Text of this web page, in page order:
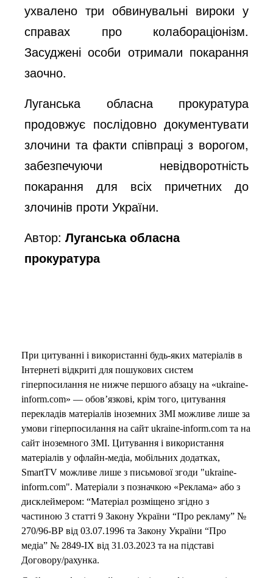
ухвалено три обвинувальні вироки у
справах про колабораціонізм.
Засуджені особи отримали покарання
заочно.
Луганська обласна прокуратура
продовжує послідовно документувати
злочини та факти співпраці з ворогом,
забезпечуючи невідворотність
покарання для всіх причетних до
злочинів проти України.
Автор:Луганська обласна
прокуратура
При цитуванні і використанні будь-яких матеріалів в
Інтернеті відкриті для пошукових систем
гіперпосилання не нижче першого абзацу на «ukraine-
inform.com» — обов’язкові, крім того, цитування
перекладів матеріалів іноземних ЗМІ можливе лише за
умови гіперпосилання на сайт ukraine-inform.com та на
сайт іноземного ЗМІ. Цитування і використання
матеріалів у офлайн-медіа, мобільних додатках,
SmartTV можливе лише з письмової згоди "ukraine-
inform.com". Матеріали з позначкою «Реклама» або з
дисклеймером: “Матеріал розміщено згідно з
частиною 3 статті 9 Закону України “Про рекламу” №
270/96-ВР від 03.07.1996 та Закону України “Про
медіа” № 2849-IX від 31.03.2023 та на підставі
Договору/рахунка.